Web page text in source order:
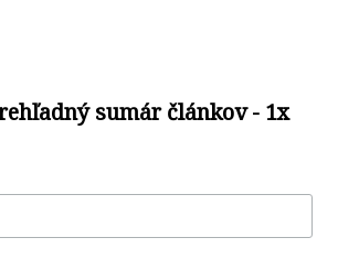
sumár článkov - 1x